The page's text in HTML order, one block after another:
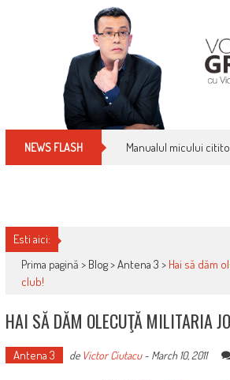
NEWS FLASH Manualul micului
Esti aici:
Prima pagină > Blog>Antena 3 > Hai să dăm
club!
HAI SĂ DĂM OLECUŢĂ MILITARIA
Antena 3 de Victor Ciutacu- March 10, 2011